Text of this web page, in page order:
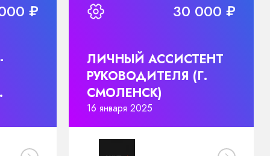
₽ 30 000 ₽
ЛИЧНЫЙ АССИСТЕНТ
РУКОВОДИТЕЛЯ (Г.
СМОЛЕНСК)
16 января 2025